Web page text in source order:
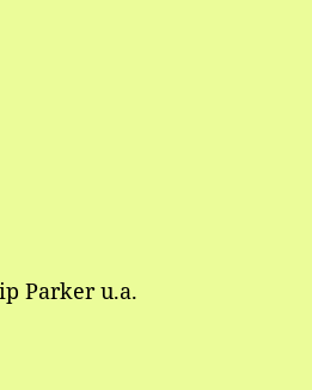
Parker u.a.